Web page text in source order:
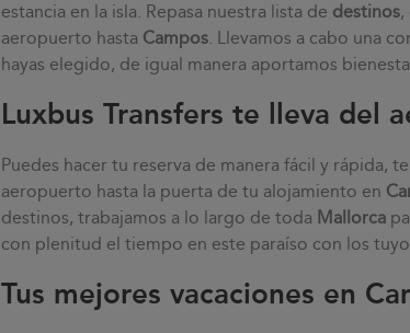
estancia en la isla. Repasa nuestra lista de destinos,
aeropuerto hasta Campos. Llevamos a cabo una
hayas elegido, de igual manera aportamos
Luxbus Transfers te lleva del
Puedes hacer tu reserva de manera fácil y rápida,
aeropuerto hasta la puerta de tu alojamiento en
destinos, trabajamos a lo largo de toda Mallorca
con plenitud el tiempo en este paraíso con los
Tus mejores vacaciones en